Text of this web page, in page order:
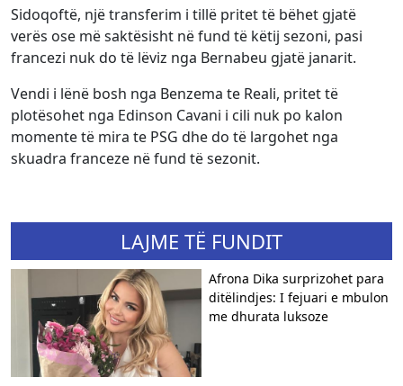
Sidoqoftë, një transferim i tillë pritet të bëhet gjatë
verës ose më saktësisht në fund të këtij sezoni, pasi
francezi nuk do të lëviz nga Bernabeu gjatë janarit.
Vendi i lënë bosh nga Benzema te Reali, pritet të
plotësohet nga Edinson Cavani i cili nuk po kalon
momente të mira te PSG dhe do të largohet nga
skuadra franceze në fund të sezonit.
LAJME TË FUNDIT
Afrona Dika surprizohet para
ditëlindjes: I fejuari e mbulon
me dhurata luksoze